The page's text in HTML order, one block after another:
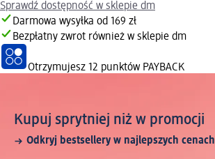
Sprawdź dostępność w sklepie dm
Darmowa wysyłka od 169 zł
Bezpłatny zwrot również w sklepie dm
Otrzymujesz 12 punktów PAYBACK
Kupuj sprytniej niż w promocji
Odkryj bestsellery w najlepszych cenach